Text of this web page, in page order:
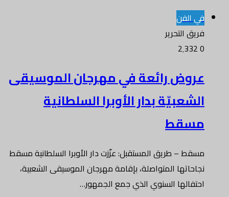
في الفن
فريق التحرير
0
عروض رائعة في مهرجان الموسيقى
الشعبيّة بدار الأوبرا السلطانية
مسقط
مسقط – طريق المستقبل: عزّزت دار الأوبرا السلطانية مسقط
نجاحاتها المتواصلة، بإقامة مهرجان الموسيقى الشعبية،
احتفالها السنوي الذي جمع الجمهور…